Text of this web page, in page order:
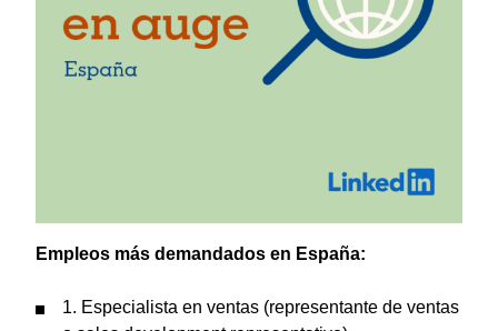
Empleos más demandados en España:
1. Especialista en ventas (representante de ventas